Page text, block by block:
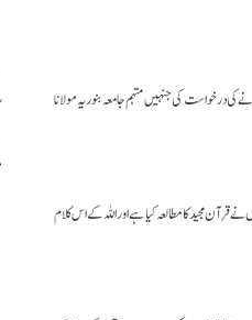
کی درخواست کی جنہیں مہتمم جامعہ بنوریہ مولانا
قرآن مجید کا مطالعہ کیا ہے اور اللہ کے اس کلام